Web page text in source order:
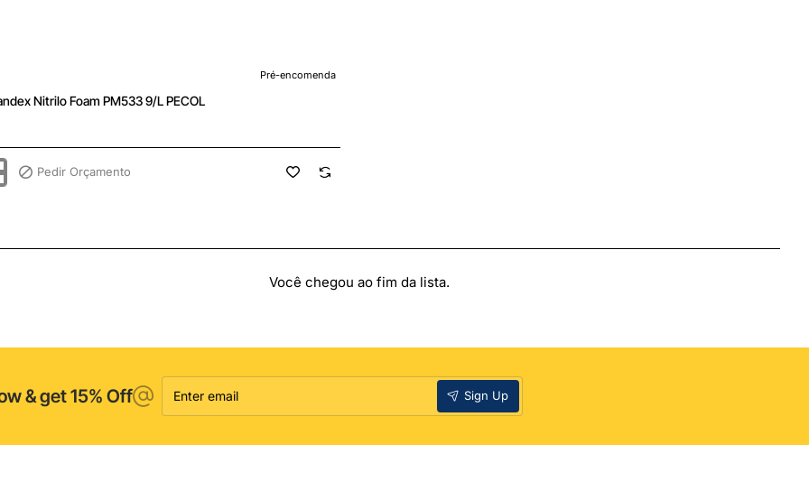
Pré-encomenda
Nitrilo Foam PM533 9/L PECOL
Pedir Orçamento
Você chegou ao fim da lista.
& get 15% Off
Enter
email
Sign Up